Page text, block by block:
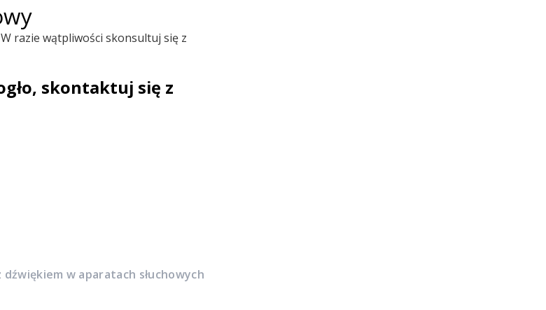
razie wątpliwości skonsultuj się z
skontaktuj się z
dźwiękiem w aparatach słuchowych